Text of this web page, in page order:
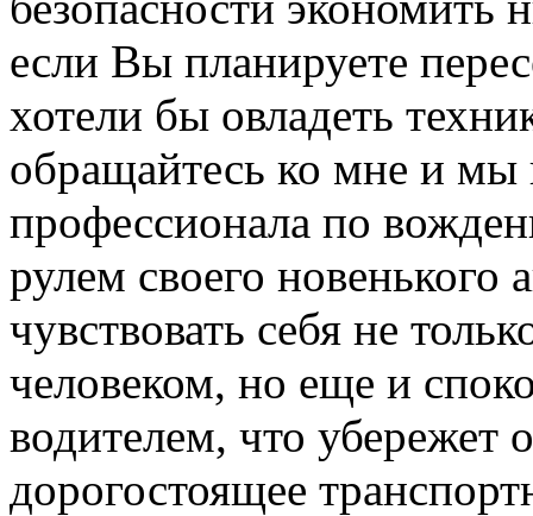
если Вы планируете
хотели бы овладеть
обращайтесь ко мне и мы
профессионала по
рулем своего новенького
чувствовать себя не
человеком, но еще и
водителем, что
дорогостоящее